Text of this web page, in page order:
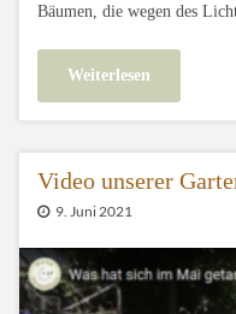
Bäumen, die wegen des
Weiterlesen
Video unserer
9. Juni 2021